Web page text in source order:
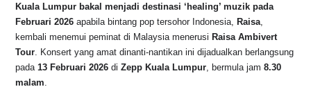
c
e
b
o
at
s
A
e
a
d
p
y
Li
ar
e
Kuala Lumpur bakal menjadi destinasi ‘healing’ muzik pada
Februari 2026 apabila bintang pop tersohor Indonesia, Raisa,
kembali menemui peminat di Malaysia menerusi Raisa Ambivert
Tour. Konsert yang amat dinanti-nantikan ini dijadualkan berlangsung
pada13 Februari 2026 diZepp Kuala Lumpur, bermula jam8.30
malam.